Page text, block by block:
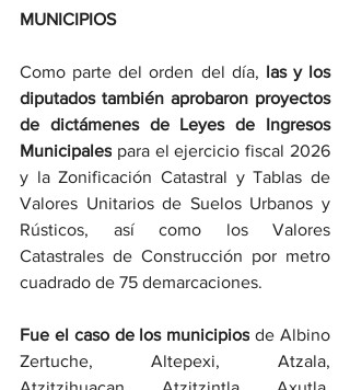
MUNICIPIOS
Como parte del orden del día, las y los
diputados también aprobaron proyectos
de dictámenes de Leyes de Ingresos
Municipales para el ejercicio fiscal 2026
y la Zonificación Catastral y Tablas de
Valores Unitarios de Suelos Urbanos y
Rústicos, así como los Valores
Catastrales de Construcción por metro
cuadrado de 75 demarcaciones.
Fue el caso de los municipios de Albino
Zertuche, Altepexi, Atzala,